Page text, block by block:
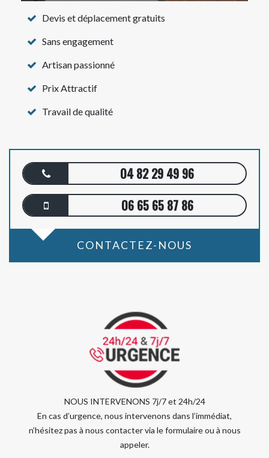
Devis et déplacement gratuits
Sans engagement
Artisan passionné
Prix Attractif
Travail de qualité
04 82 29 49 96
06 65 65 87 86
CONTACTEZ-NOUS
NOUS INTERVENONS 7j/7 et 24h/24
En cas d’urgence, nous intervenons dans l’immédiat,
n’hésitez pas à nous contacter via le formulaire ou à nous
appeler.